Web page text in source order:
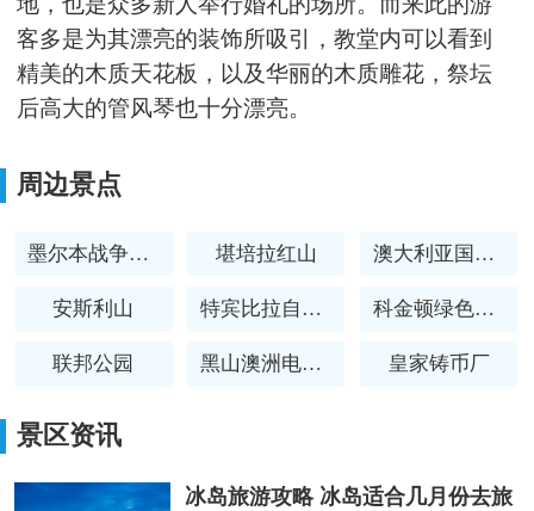
客多是为其漂亮的装饰所吸引，教堂内可以看到
精美的木质天花板，以及华丽的木质雕花，祭坛
后高大的管风琴也十分漂亮。
周边景点
墨尔本战争纪念馆 堪培拉红山 澳大利亚国家植物园
安斯利山 特宾比拉自然保护区 科金顿绿色花园
联邦公园 黑山澳洲电讯塔 皇家铸币厂
景区资讯
冰岛旅游攻略 冰岛适合几月份去旅